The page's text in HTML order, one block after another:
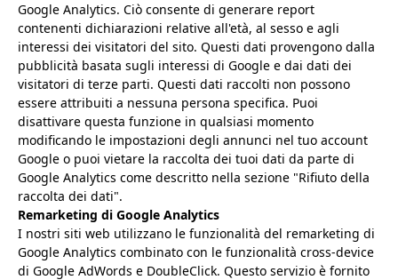
Google Analytics. Ciò consente di generare report
contenenti dichiarazioni relative all'età, al sesso e agli
interessi dei visitatori del sito. Questi dati provengono dalla
pubblicità basata sugli interessi di Google e dai dati dei
visitatori di terze parti. Questi dati raccolti non possono
essere attribuiti a nessuna persona specifica. Puoi
disattivare questa funzione in qualsiasi momento
modificando le impostazioni degli annunci nel tuo account
Google o puoi vietare la raccolta dei tuoi dati da parte di
Google Analytics come descritto nella sezione "Rifiuto della
raccolta dei dati".
Remarketing di Google Analytics
I nostri siti web utilizzano le funzionalità del remarketing di
Google Analytics combinato con le funzionalità cross-device
di Google AdWords e DoubleClick. Questo servizio è fornito